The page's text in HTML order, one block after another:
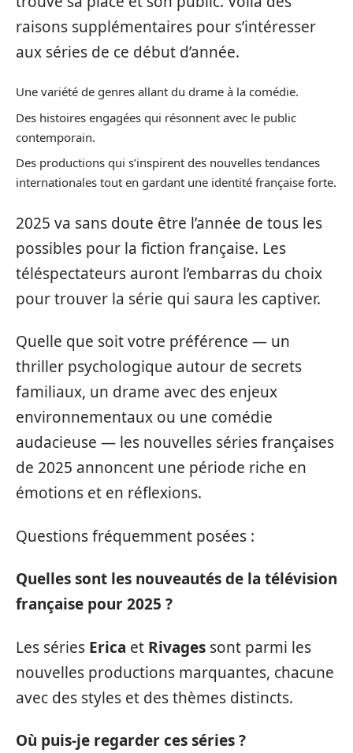
raisons supplémentaires pour s’intéresser
aux séries de ce début d’année.
Une variété de genres allant du drame à la comédie.
Des histoires engagées qui résonnent avec le public
contemporain.
Des productions qui s’inspirent des nouvelles tendances
internationales tout en gardant une identité française forte.
2025 va sans doute être l’année de tous les
possibles pour la fiction française. Les
téléspectateurs auront l’embarras du choix
pour trouver la série qui saura les captiver.
Quelle que soit votre préférence — un
thriller psychologique autour de secrets
familiaux, un drame avec des enjeux
environnementaux ou une comédie
audacieuse — les nouvelles séries françaises
de 2025 annoncent une période riche en
émotions et en réflexions.
Questions fréquemment posées :
Quelles sont les nouveautés de la télévision
française pour 2025 ?
Les séries Erica et Rivages sont parmi les
nouvelles productions marquantes, chacune
avec des styles et des thèmes distincts.
Où puis-je regarder ces séries ?